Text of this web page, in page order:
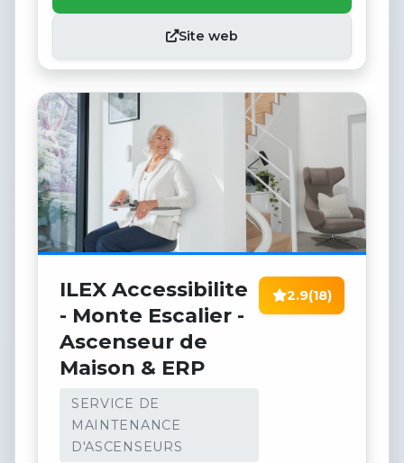
Site web
ILEX Accessibilite
- Monte Escalier -
Ascenseur de
Maison & ERP
SERVICE DE
MAINTENANCE
D'ASCENSEURS
2.9(18)